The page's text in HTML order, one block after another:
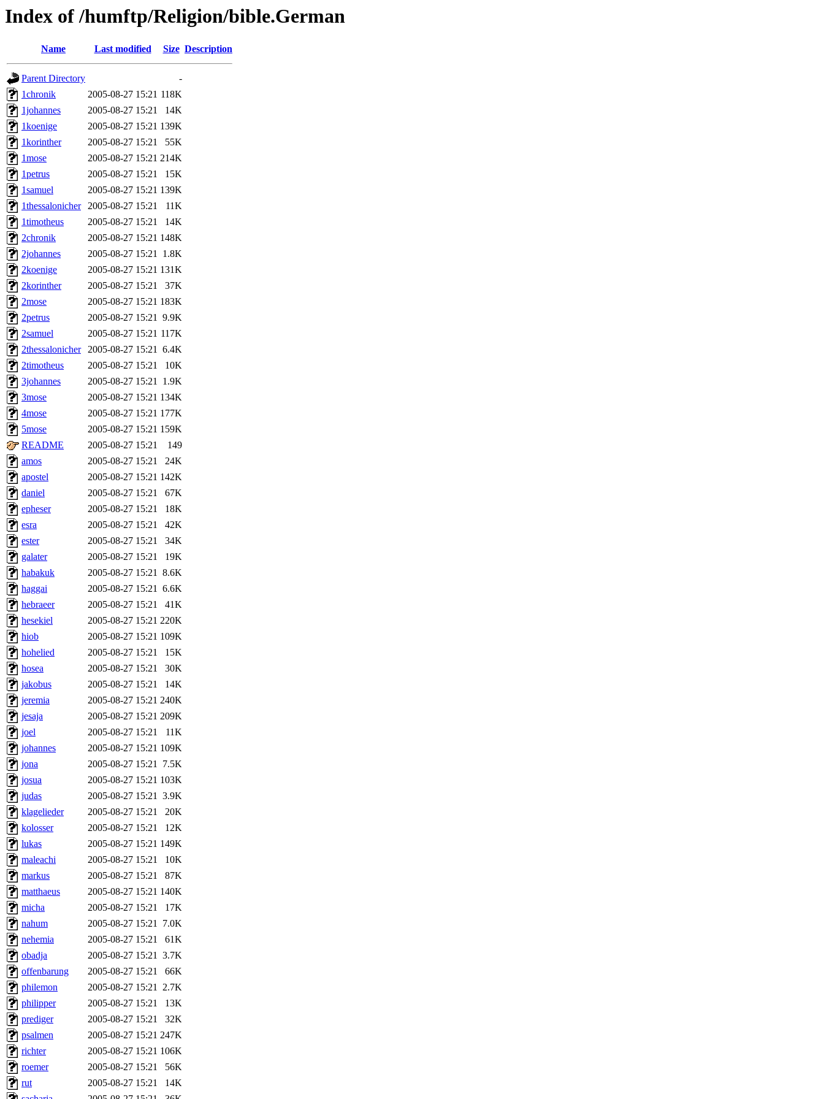
Index of /humftp/Religion/bible.German
Name Last modified Size Description
Parent Directory
-
1chronik
2005-08-27 15:21 118K
1johannes
2005-08-27 15:21
14K
1koenige
2005-08-27 15:21 139K
1korinther
2005-08-27 15:21
55K
1mose
2005-08-27 15:21 214K
1petrus
2005-08-27 15:21
15K
1samuel
2005-08-27 15:21 139K
1thessalonicher
2005-08-27 15:21
11K
1timotheus
2005-08-27 15:21
14K
2chronik
2005-08-27 15:21 148K
2johannes
2005-08-27 15:21 1.8K
2koenige
2005-08-27 15:21 131K
2korinther
2005-08-27 15:21
37K
2mose
2005-08-27 15:21 183K
2petrus
2005-08-27 15:21 9.9K
2samuel
2005-08-27 15:21 117K
2thessalonicher
2005-08-27 15:21 6.4K
2timotheus
2005-08-27 15:21
10K
3johannes
2005-08-27 15:21 1.9K
3mose
2005-08-27 15:21 134K
4mose
2005-08-27 15:21 177K
5mose
2005-08-27 15:21 159K
README
2005-08-27 15:21
149
amos
2005-08-27 15:21
24K
apostel
2005-08-27 15:21 142K
daniel
2005-08-27 15:21
67K
epheser
2005-08-27 15:21
18K
esra
2005-08-27 15:21
42K
ester
2005-08-27 15:21
34K
galater
2005-08-27 15:21
19K
habakuk
2005-08-27 15:21 8.6K
haggai
2005-08-27 15:21 6.6K
hebraeer
2005-08-27 15:21
41K
hesekiel
2005-08-27 15:21 220K
hiob
2005-08-27 15:21 109K
hohelied
2005-08-27 15:21
15K
hosea
2005-08-27 15:21
30K
jakobus
2005-08-27 15:21
14K
jeremia
2005-08-27 15:21 240K
jesaja
2005-08-27 15:21 209K
joel
2005-08-27 15:21
11K
johannes
2005-08-27 15:21 109K
jona
2005-08-27 15:21 7.5K
josua
2005-08-27 15:21 103K
judas
2005-08-27 15:21 3.9K
klagelieder
2005-08-27 15:21
20K
kolosser
2005-08-27 15:21
12K
lukas
2005-08-27 15:21 149K
maleachi
2005-08-27 15:21
10K
markus
2005-08-27 15:21
87K
matthaeus
2005-08-27 15:21 140K
micha
2005-08-27 15:21
17K
nahum
2005-08-27 15:21 7.0K
nehemia
2005-08-27 15:21
61K
obadja
2005-08-27 15:21 3.7K
offenbarung
2005-08-27 15:21
66K
philemon
2005-08-27 15:21 2.7K
philipper
2005-08-27 15:21
13K
prediger
2005-08-27 15:21
32K
psalmen
2005-08-27 15:21 247K
richter
2005-08-27 15:21 106K
roemer
2005-08-27 15:21
56K
rut
2005-08-27 15:21
14K